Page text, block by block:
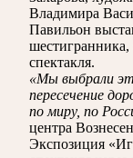
Владимира
Павильон
спектакля.
«Мы выбрали
пересечение
по миру, по
центра
Экспозиция